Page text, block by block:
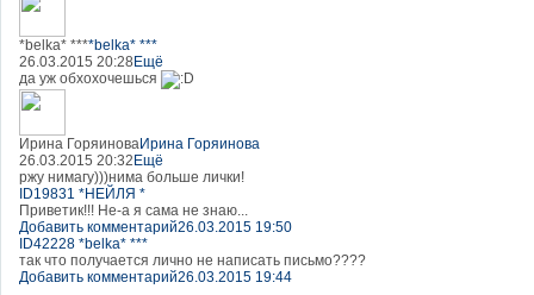
*belka* ****belka* ***
26.03.2015 20:28 Ещё
да уж обхохочешься
Ирина ГоряиноваИрина Горяинова
26.03.2015 20:32 Ещё
ржу нимагу)))нима больше лички!
ID19831 *НЕЙЛЯ *
Приветик!!! Не-а я сама не знаю...
Добавить комментарий26.03.2015 19:50
ID42228 *belka* ***
так что получается лично не написать письмо????
Добавить комментарий26.03.2015 19:44